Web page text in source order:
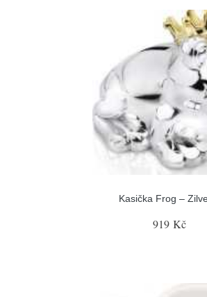
Kasička Frog –
919 Kč